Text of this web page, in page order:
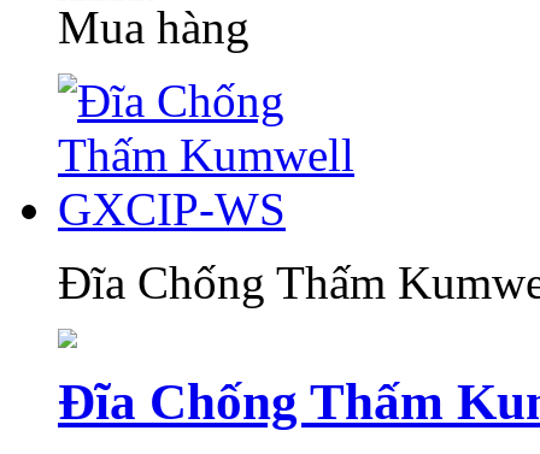
Mua hàng
Đĩa Chống Thấm
Đĩa Chống Thấm